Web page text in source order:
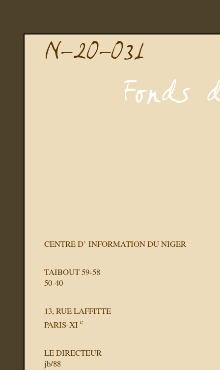
CENTRE D’ INFORMATION DU NIGER
TAIBOUT 59-58
50-40
13, RUE LAFFITTE
PARIS-XI e
LE DIRECTEUR
jb/88